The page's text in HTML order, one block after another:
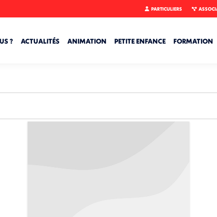
PARTICULIERS
? ACTUALITÉS ANIMATION PETITE ENFANCE FORMATION